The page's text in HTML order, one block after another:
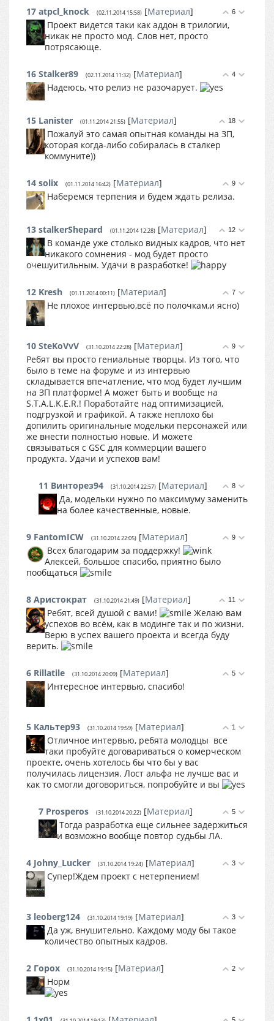
6
17 atpcl_knock (02.11.2014 15:58) [Материал]
Проект видется таки как аддон в трилогии,
никак не просто мод. Слов нет, просто
потрясающе.
4
16 Stalker89 (02.11.2014 11:32) [Материал]
Надеюсь, что релиз не разочарует.
18
15 Lanister (01.11.2014 21:55) [Материал]
Пожалуй это самая опытная команды на ЗП,
которая когда-либо собиралась в сталкер
коммуните))
9
14 solix (01.11.2014 16:42) [Материал]
Наберемся терпения и будем ждать релиза.
12
13 stalkerShepard (01.11.2014 12:28) [Материал]
В команде уже столько видных кадров, что нет
никакого сомнения - мод будет просто
очешуитильным. Удачи в разработке!
7
12 Kresh (01.11.2014 00:11) [Материал]
Не плохое интервью,всё по полочкам,и ясно)
9
10 SteKoVvV (31.10.2014 22:28) [Материал]
Ребят вы просто гениальные творцы. Из того, что
было в теме на форуме и из интервью
складывается впечатление, что мод будет лучшим
на ЗП платформе! А может быть и вообще на
S.T.A.L.K.E.R.! Поработайте над оптимизацией,
подгрузкой и графикой. А также неплохо бы
допилить оригинальные модельки персонажей или
же внести полностью новые. И можете
связываться с GSC для коммерции вашего
продукта. Удачи и успехов вам!
8
11 Винторез94 (31.10.2014 22:57) [Материал]
Да, модельки нужно по максимуму заменить
на более качественные, новые.
9
9 FantomICW (31.10.2014 22:05) [Материал]
Всех благодарим за поддержку!
Алексей, большое спасибо, приятно было
пообщаться
11
8 Аристократ (31.10.2014 21:49) [Материал]
Ребят, всей душой с вами!
Желаю вам
успехов во всём, как в модинге так и по жизни.
Верю в успех вашего проекта и всегда буду
верить.
5
6 Rillatile (31.10.2014 20:09) [Материал]
Интересное интервью, спасибо!
1
5 Кальтер93 (31.10.2014 19:59) [Материал]
Отличное интервью, ребята молодцы все
таки пробуйте договариваться о комерческом
проекте, очень хотелось бы что бы у вас
получилась лицензия. Лост альфа не лучше вас и
как то смогли договориться, попробуйте и вы
5
7 Prosperos (31.10.2014 20:22) [Материал]
Тогда разработка еще сильнее задержиться
и возможно вообще повтор судьбы ЛА.
3
4 Johny_Lucker (31.10.2014 19:24) [Материал]
Супер!Ждем проект с нетерпением!
3
3 leoberg124 (31.10.2014 19:19) [Материал]
Да уж, внушительно. Каждому моду бы такое
количество опытных кадров.
2
2 Горох (31.10.2014 19:15) [Материал]
Норм